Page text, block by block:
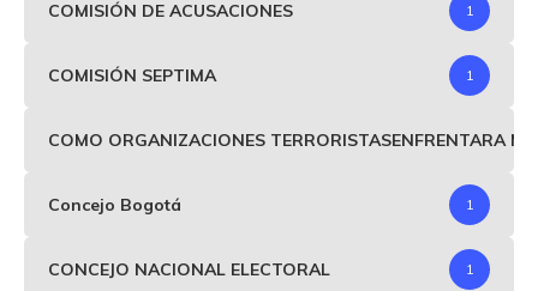
COMISIÓN DE ACUSACIONES 1
COMISIÓN SEPTIMA 1
COMO ORGANIZACIONES TERRORISTASENFRENTARA
Concejo Bogotá 1
CONCEJO NACIONAL ELECTORAL 1